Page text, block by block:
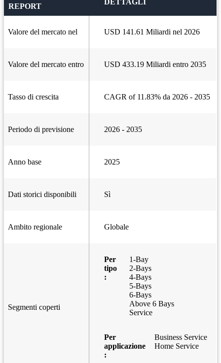
REPORT
DETTAGLI
Valore del mercato nel USD 141.61 Miliardi nel 2026
Valore del mercato entro USD 433.19 Miliardi entro 2035
Tasso di crescita CAGR of 11.83% da 2026 - 2035
Periodo di previsione 2026 - 2035
Anno base 2025
Dati storici disponibili Sì
Ambito regionale Globale
Segmenti coperti
Per
tipo
:
1-Bay
2-Bays
4-Bays
5-Bays
6-Bays
Above 6 Bays
Service
Per
applicazione
:
Business Service
Home Service